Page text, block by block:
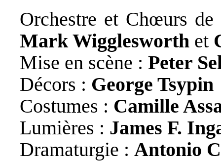
Orchestre et Chœurs
Mark Wigglesworth et
Mise en scène : Peter
Décors : George Tsypin
Costumes : Camille
Lumières : James F.
Dramaturgie : Antonio